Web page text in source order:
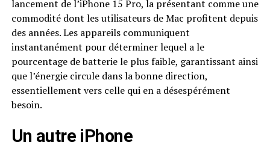
lancement de l’iPhone 15 Pro, la présentant comme une
commodité dont les utilisateurs de Mac profitent depuis
des années. Les appareils communiquent
instantanément pour déterminer lequel a le
pourcentage de batterie le plus faible, garantissant ainsi
que l’énergie circule dans la bonne direction,
essentiellement vers celle qui en a désespérément
besoin.
Un autre iPhone